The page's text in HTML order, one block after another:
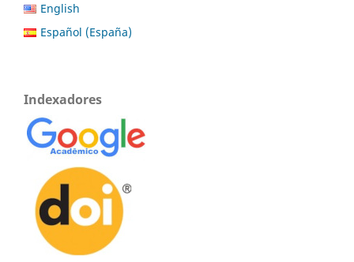
English
Español (España)
Indexadores